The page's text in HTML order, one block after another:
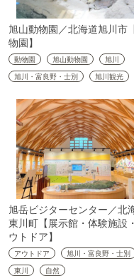
旭山動物園／北海道旭川市
物園】
動物園 旭山動物園
旭川
旭川・富良野・士別
旭川観光
旭岳ビジターセンター／北
東川町【展示館・体験施設
ウトドア】
アウトドア
旭川・富良野・士別
東川
自然